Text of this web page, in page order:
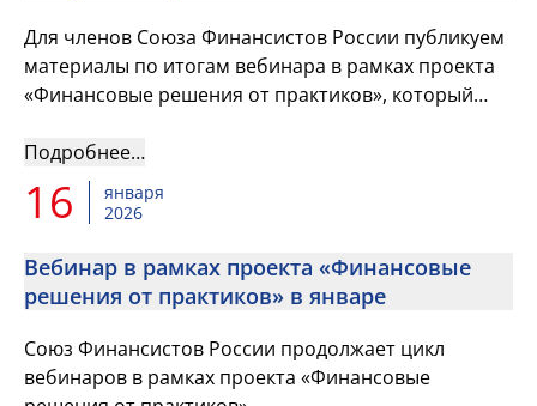
Для членов Союза Финансистов России публикуем
материалы по итогам вебинара в рамках проекта
«Финансовые решения от практиков», который
Подробнее…
16
января
2026
Вебинар в рамках проекта «Финансовые
решения от практиков» в январе
Союз Финансистов России продолжает цикл
вебинаров в рамках проекта «Финансовые